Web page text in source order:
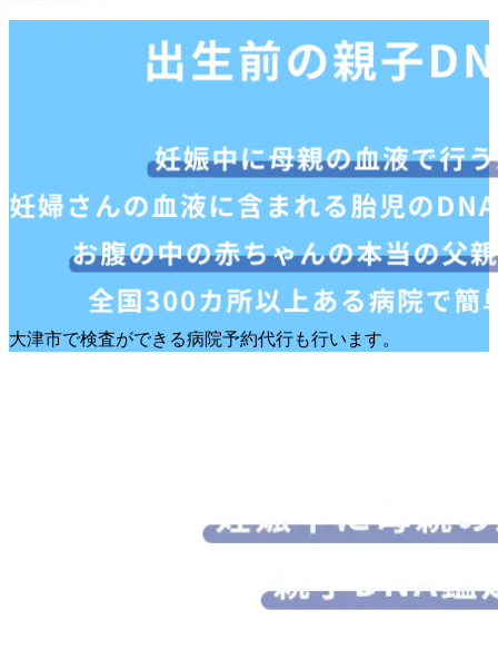
大津市で検査ができる病院予約代行も行います。